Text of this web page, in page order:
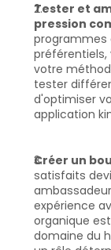
Tester et
pression
programmes
votre
tester
d'optimiser
application
Créer un
satisfaits
expérience
organique
domaine du